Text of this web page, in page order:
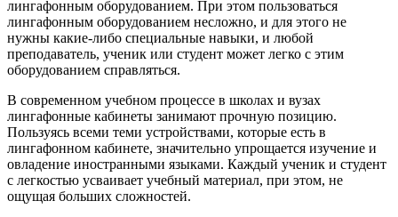
лингафонным оборудованием. При этом пользоваться
лингафонным оборудованием несложно, и для этого не
нужны какие-либо специальные навыки, и любой
преподаватель, ученик или студент может легко с этим
оборудованием справляться.
В современном учебном процессе в школах и вузах
лингафонные кабинеты занимают прочную позицию.
Пользуясь всеми теми устройствами, которые есть в
лингафонном кабинете, значительно упрощается изучение и
овладение иностранными языками. Каждый ученик и студент
с легкостью усваивает учебный материал, при этом, не
ощущая больших сложностей.